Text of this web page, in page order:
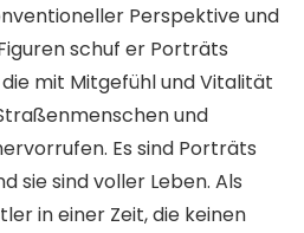
Perspektive und
schuf er Porträts
mit Mitgefühl und Vitalität
und
Es sind Porträts
sie sind voller Leben. Als
in einer Zeit, die keinen